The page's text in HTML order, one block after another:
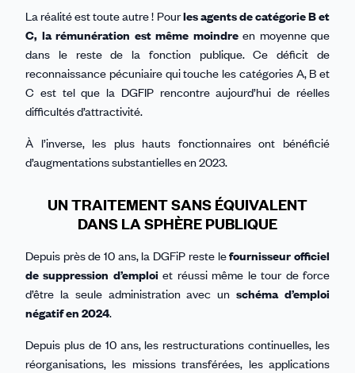
La réalité est toute autre ! Pourles agents de catégorie B et
C, la rémunération est même moindreen moyenne que
dans le reste de la fonction publique. Ce déficit de
reconnaissance pécuniaire qui touche les catégories A, B et
C est tel que la DGFIP rencontre aujourd’hui de réelles
difficultés d’attractivité.
À l’inverse, les plus hauts fonctionnaires ont bénéficié
d’augmentations substantielles en 2023.
UN TRAITEMENT SANS ÉQUIVALENT
DANS LA SPHÈRE PUBLIQUE
Depuis près de 10 ans, la DGFiP reste lefournisseur officiel
de suppression d’emploi et réussi même le tour de force
d’être la seule administration avec unschéma d’emploi
négatif en 2024.
Depuis plus de 10 ans, les restructurations continuelles, les
réorganisations, les missions transférées, les applications